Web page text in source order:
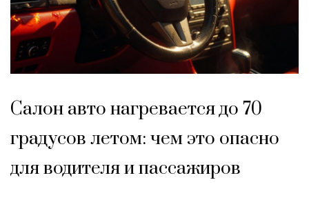
Салон авто нагревается до 70
градусов летом: чем это опасно
для водителя и пассажиров